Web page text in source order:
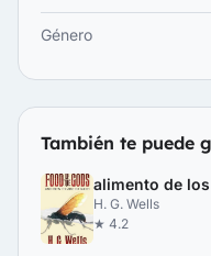
Género
También te puede
alimento de
H. G. Wells
★ 4.2